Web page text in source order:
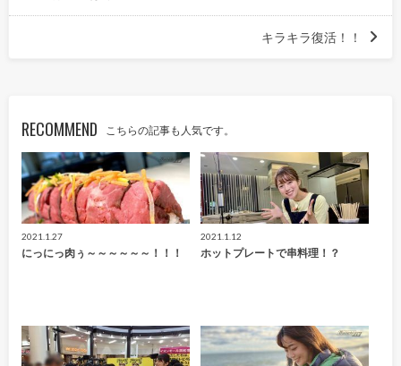
キラキラ復活！！
RECOMMEND こちらの記事も人気です。
2021.1.27
にっにっ肉ぅ～～～～～～！！！
2021.1.12
ホットプレートで串料理！？